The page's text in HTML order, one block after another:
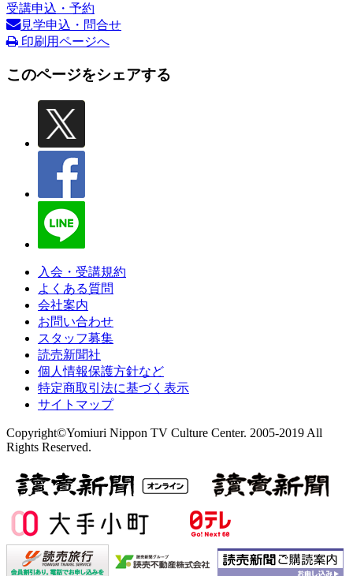
受講申込・予約
見学申込・問合せ
印刷用ページへ
このページをシェアする
入会・受講規約
よくある質問
会社案内
お問い合わせ
スタッフ募集
読売新聞社
個人情報保護方針など
特定商取引法に基づく表示
サイトマップ
Copyright©Yomiuri Nippon TV Culture Center. 2005-2019 All
Rights Reserved.